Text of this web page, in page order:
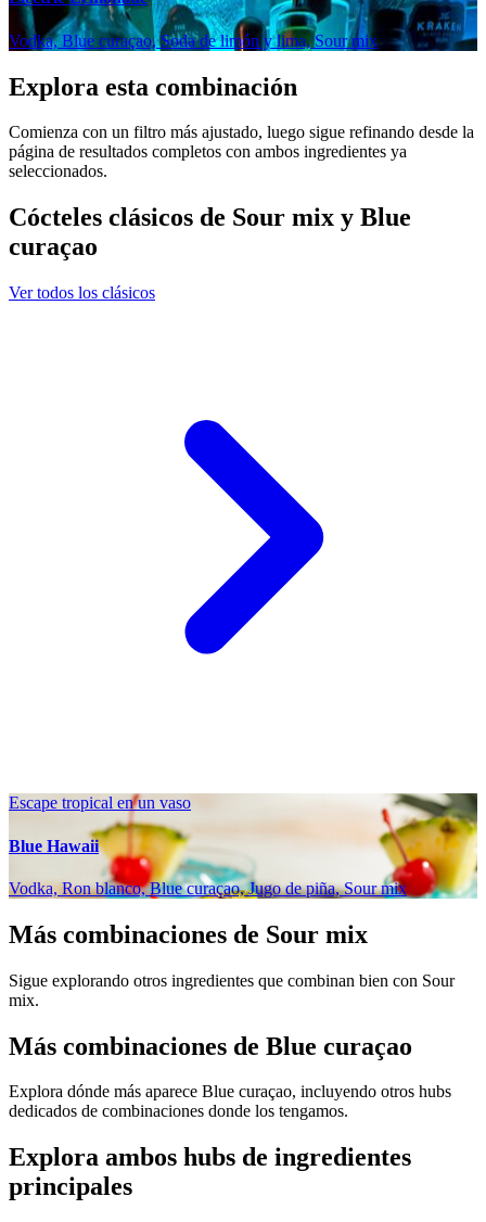
Vodka, Blue curaçao, Soda de limón y lima, Sour mix
Explora esta combinación
Comienza con un filtro más ajustado, luego sigue refinando desde la
página de resultados completos con ambos ingredientes ya
seleccionados.
Cócteles clásicos de Sour mix y Blue
curaçao
Ver todos los clásicos
Escape tropical en un vaso
Blue Hawaii
Vodka, Ron blanco, Blue curaçao, Jugo de piña, Sour mix
Más combinaciones de Sour mix
Sigue explorando otros ingredientes que combinan bien con Sour
mix.
Más combinaciones de Blue curaçao
Explora dónde más aparece Blue curaçao, incluyendo otros hubs
dedicados de combinaciones donde los tengamos.
Explora ambos hubs de ingredientes
principales